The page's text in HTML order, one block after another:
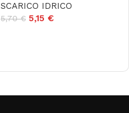
SCARICO IDRICO
5,70€ 5,15 €